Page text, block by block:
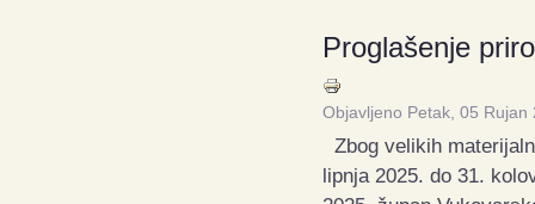
Proglašenje
Objavljeno Petak, 05 Rujan
Zbog velikih
lipnja 2025. do 31.